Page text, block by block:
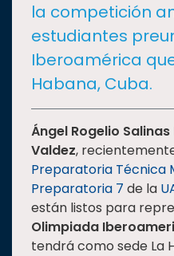
SALUD
SUSTENTABILIDAD
TEMAS
Oferta
educativa
Estudiantes
Rectoría
la competición
estudiantes
Iberoamérica
Habana, Cuba.
Ángel Rogelio
Valdez,
Preparatoria Técnica
Preparatoria 7 de la
están listos para
Olimpiada
tendrá como sede La